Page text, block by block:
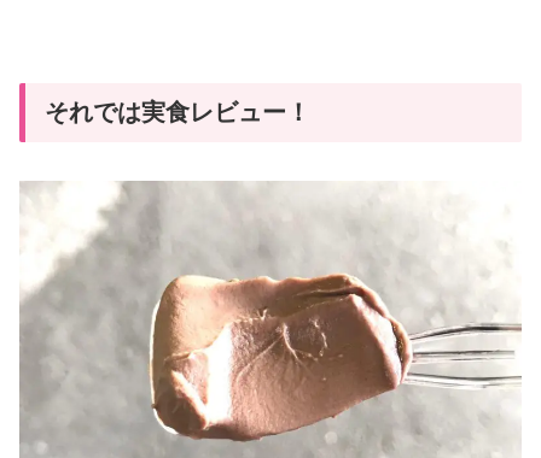
それでは実食レビュー！